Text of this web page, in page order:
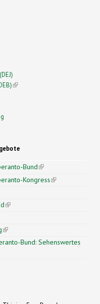
(link is external)
Bund(link is
external)
Kongress(link is
external)
(link is external)
external)
(link is external)
Bund: Sehenswertes